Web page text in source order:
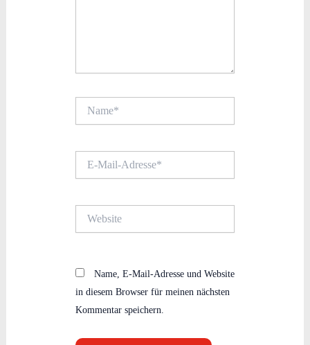
Mail-
Name, E-Mail-Adresse und Website
in diesem Browser für meinen nächsten
Kommentar speichern.